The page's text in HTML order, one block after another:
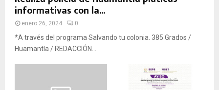
informativas con la...
enero 26, 2024 0
*A través del programa Salvando tu colonia. 385 Grados /
Huamantla / REDACCIÓN...